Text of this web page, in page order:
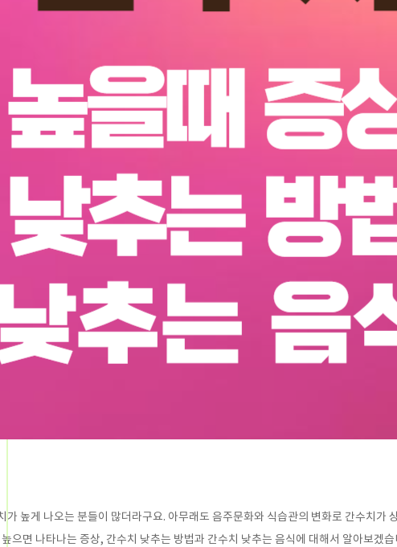
가 높게 나오는 분들이 많더라구요. 아무래도 음주문화와 식습관의 변화로 간수치가
으면 나타나는 증상, 간수치 낮추는 방법과 간수치 낮추는 음식에 대해서 알아보겠습